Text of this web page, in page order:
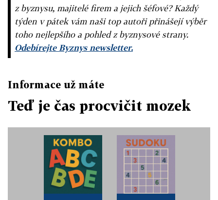
z byznysu, majitelé firem a jejich šéfové? Každý
týden v pátek vám naši top autoři přinášejí výběr
toho nejlepšího a pohled z byznysové strany.
Odebírejte Byznys newsletter.
Informace už máte
Teď je čas procvičit mozek